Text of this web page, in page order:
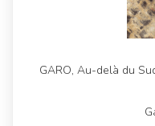
GARO, Au-delà du